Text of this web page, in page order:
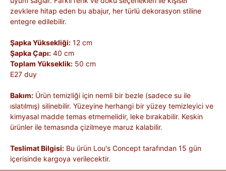
zevklere hitap eden bu abajur, her türlü dekorasyon stiline
entegre edilebilir.
Şapka Yüksekliği: 12 cm
Şapka Çapı: 40 cm
Toplam Yükseklik: 50 cm
E27 duy
Bakım: Ürün temizliği için nemli bir bezle (sadece su ile
ıslatılmış) silinebilir. Yüzeyine herhangi bir yüzey temizleyici ve
kimyasal madde temas etmemelidir, leke bırakabilir. Keskin
ürünler ile temasında çizilmeye maruz kalabilir.
Teslimat Bilgisi: Bu ürün Lou's Concept tarafından 15 gün
içerisinde kargoya verilecektir.